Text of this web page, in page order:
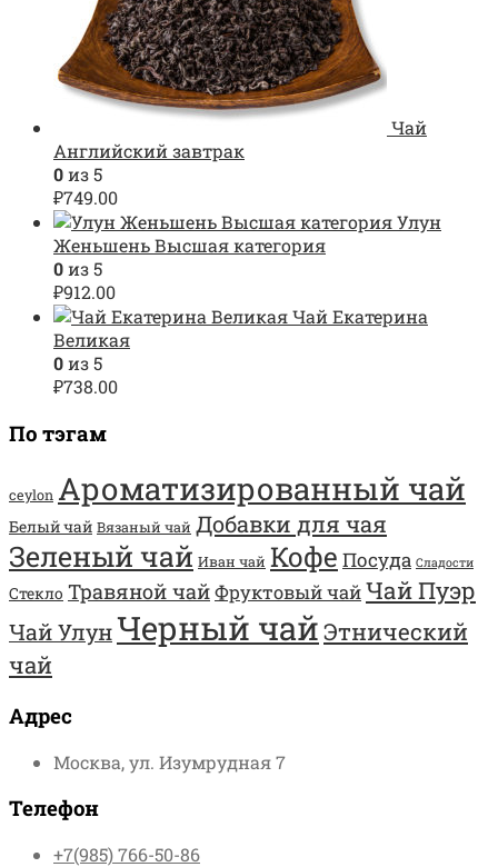
Чай
Английский завтрак
0из 5
₽749.00
Улун
Женьшень Высшая категория
0из 5
₽912.00
Чай Екатерина
Великая
0из 5
₽738.00
По тэгам
ceylon Ароматизированный чай
Белый чай Вязаный чай Добавки для чая
Зеленый чай Иван чай Кофе Посуда Сладости
Стекло Травяной чайФруктовый чайЧай Пуэр
Чай УлунЧерный чайЭтнический
чай
Адрес
Москва, ул. Изумрудная 7
Телефон
+7(985) 766-50-86